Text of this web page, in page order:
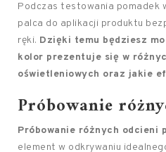
Podczas testowania pomadek
palca do aplikacji produktu
ręki. Dzięki temu będziesz
kolor prezentuje się w
oświetleniowych oraz jakie
Próbowanie
Próbowanie różnych odcieni
element w odkrywaniu